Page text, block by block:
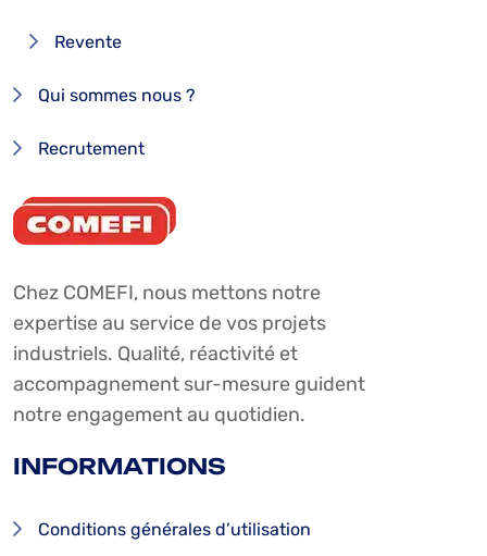
Revente
Qui sommes nous ?
Recrutement
Chez COMEFI, nous mettons notre
expertise au service de vos projets
industriels. Qualité, réactivité et
accompagnement sur-mesure guident
notre engagement au quotidien.
INFORMATIONS
Conditions générales d’utilisation